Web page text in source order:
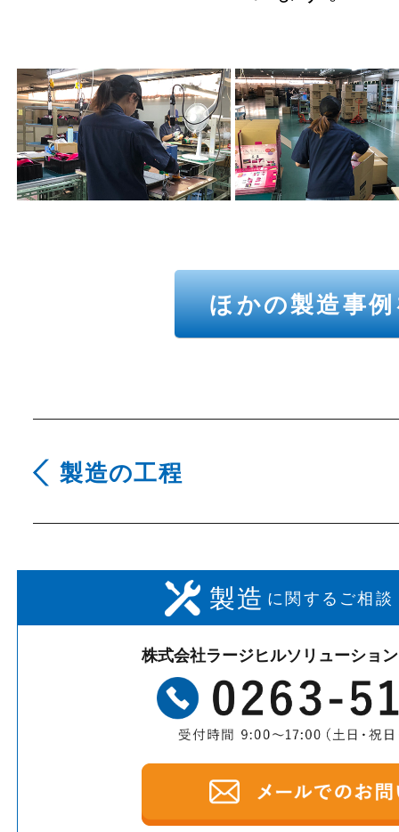
ほかの製造事
製造の工程
製造 に関するご相
株式会社ラージヒルソリューショ